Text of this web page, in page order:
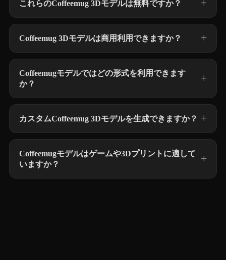
これらのCoffeemug 3Dモデルは無料ですか？
Coffeemug 3Dモデルは商用利用できますか？
Coffeemugモデルではどの形式を利用できます
か？
カスタムCoffeemug 3Dモデルを生成できますか？
Coffeemugモデルはゲームや3Dプリントに適して
いますか？